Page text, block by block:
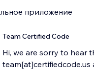
приложение
Team Certified Code
Hi, we are sorry to hear